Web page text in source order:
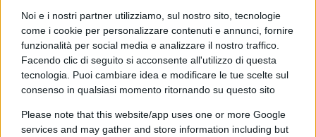
Noi e i nostri partner utilizziamo, sul nostro sito, tecnologie
come i cookie per personalizzare contenuti e annunci, fornire
funzionalità per social media e analizzare il nostro traffico.
Facendo clic di seguito si acconsente all'utilizzo di questa
tecnologia. Puoi cambiare idea e modificare le tue scelte sul
consenso in qualsiasi momento ritornando su questo sito
Please note that this website/app uses one or more Google
services and may gather and store information including but
Europa, il tracollo del Pd e della sinistra tutta ha
già dimostrato che agli elettori la “linea Speranza”
non è piaciuta. Non tanto da premiare i suoi più
accaniti sostenitori, dai dem al M5S, passando per
i vari partitini di sinistra.